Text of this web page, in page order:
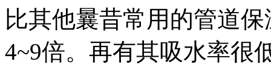
比其他曩昔常用的管道
4~9倍。再有其吸水率很